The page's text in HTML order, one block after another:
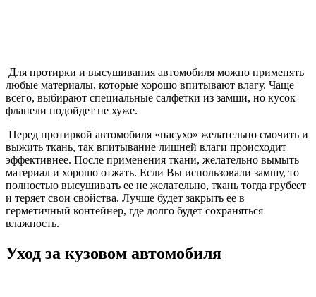
Для протирки и высушивания автомобиля можно применять
любые материалы, которые хорошо впитывают влагу. Чаще
всего, выбирают специальные салфетки из замши, но кусок
фланели подойдет не хуже.
Перед протиркой автомобиля «насухо» желательно смочить и
выжить ткань, так впитывание лишней влаги происходит
эффективнее. После применения ткани, желательно вымыть
материал и хорошо отжать. Если Вы использовали замшу, то
полностью высушивать ее не желательно, ткань тогда грубеет
и теряет свои свойства. Лучше будет закрыть ее в
герметичный контейнер, где долго будет сохраняться
влажность.
Уход за кузовом автомобиля